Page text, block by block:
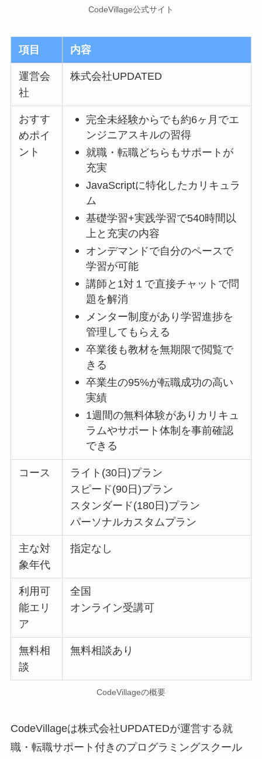
CodeVillage公式サイト
項目 内容
運営会
社
株式会社UPDATED
おすす
めポイ
ント
完全未経験からでも約6ヶ月でエ
ンジニアスキルの習得
就職・転職どちらもサポートが
充実
JavaScriptに特化したカリキュラ
ム
基礎学習+実践学習で540時間以
上と充実の内容
オンデマンドで自分のペースで
学習が可能
講師と1対１で直接チャットで問
題を解消
メンター制度があり学習進捗を
管理してもらえる
卒業後も教材を無期限で閲覧で
きる
卒業生の95%が転職成功の高い
実績
1週間の無料体験がありカリキュ
ラムやサポート体制を事前確認
できる
コース
ライト(30日)プラン
スピード(90日)プラン
スタンダード(180日)プラン
パーソナルカスタムプラン
主な対
象年代
指定なし
利用可
能エリ
ア
全国
オンライン受講可
無料相
談
無料相談あり
CodeVillageの概要
CodeVillageは株式会社UPDATEDが運営する就
職・転職サポート付きのプログラミングスクール